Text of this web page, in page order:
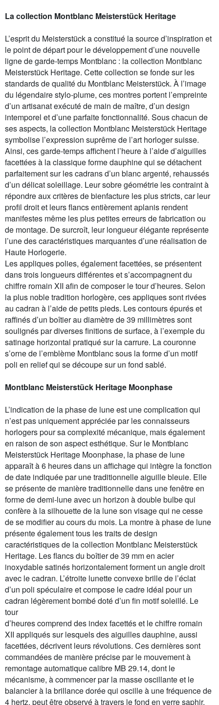
La collection Montblanc Meisterstück Heritage
L’esprit du Meisterstück a constitué la source d’inspiration et
le point de départ pour le développement d’une nouvelle
ligne de garde-temps Montblanc : la collection Montblanc
Meisterstück Heritage. Cette collection se fonde sur les
standards de qualité du Montblanc Meisterstück. À l’image
du légendaire stylo-plume, ces montres portent l’empreinte
d’un artisanat exécuté de main de maître, d’un design
intemporel et d’une parfaite fonctionnalité. Sous chacun de
ses aspects, la collection Montblanc Meisterstück Heritage
symbolise l’expression suprême de l’art horloger suisse.
Ainsi, ces garde-temps affichent l’heure à l’aide d’aiguilles
facettées à la classique forme dauphine qui se détachent
parfaitement sur les cadrans d’un blanc argenté, rehaussés
d’un délicat soleillage. Leur sobre géométrie les contraint à
répondre aux critères de bienfacture les plus stricts, car leur
profil droit et leurs flancs entièrement aplanis rendent
manifestes même les plus petites erreurs de fabrication ou
de montage. De surcroît, leur longueur élégante représente
l’une des caractéristiques marquantes d’une réalisation de
Haute Horlogerie.
Les appliques polies, également facettées, se présentent
dans trois longueurs différentes et s’accompagnent du
chiffre romain XII afin de composer le tour d’heures. Selon
la plus noble tradition horlogère, ces appliques sont rivées
au cadran à l’aide de petits pieds. Les contours épurés et
raffinés d’un boîtier au diamètre de 39 millimètres sont
soulignés par diverses finitions de surface, à l’exemple du
satinage horizontal pratiqué sur la carrure. La couronne
s’orne de l’emblème Montblanc sous la forme d’un motif
poli en relief qui se découpe sur un fond sablé.
Montblanc Meisterstück Heritage Moonphase
L’indication de la phase de lune est une complication qui
n’est pas uniquement appréciée par les connaisseurs
horlogers pour sa complexité mécanique, mais également
en raison de son aspect esthétique. Sur le Montblanc
Meisterstück Heritage Moonphase, la phase de lune
apparaît à 6 heures dans un affichage qui intègre la fonction
de date indiquée par une traditionnelle aiguille bleuie. Elle
se présente de manière traditionnelle dans une fenêtre en
forme de demi-lune avec un horizon à double bulbe qui
confère à la silhouette de la lune son visage qui ne cesse
de se modifier au cours du mois. La montre à phase de lune
présente également tous les traits de design
caractéristiques de la collection Montblanc Meisterstück
Heritage. Les flancs du boîtier de 39 mm en acier
inoxydable satinés horizontalement forment un angle droit
avec le cadran. L’étroite lunette convexe brille de l’éclat
d’un poli spéculaire et compose le cadre idéal pour un
cadran légèrement bombé doté d’un fin motif soleillé. Le
tour
d’heures comprend des index facettés et le chiffre romain
XII appliqués sur lesquels des aiguilles dauphine, aussi
facettées, décrivent leurs révolutions. Ces dernières sont
commandées de manière précise par le mouvement à
remontage automatique calibre MB 29.14, dont le
mécanisme, à commencer par la masse oscillante et le
balancier à la brillance dorée qui oscille à une fréquence de
4 hertz, peut être observé à travers le fond en verre saphir.